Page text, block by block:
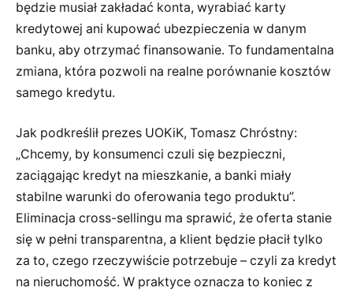
będzie musiał zakładać konta, wyrabiać karty
kredytowej ani kupować ubezpieczenia w danym
banku, aby otrzymać finansowanie. To fundamentalna
zmiana, która pozwoli na realne porównanie kosztów
samego kredytu.
Jak podkreślił prezes UOKiK, Tomasz Chróstny:
„Chcemy, by konsumenci czuli się bezpieczni,
zaciągając kredyt na mieszkanie, a banki miały
stabilne warunki do oferowania tego produktu”.
Eliminacja cross-sellingu ma sprawić, że oferta stanie
się w pełni transparentna, a klient będzie płacił tylko
za to, czego rzeczywiście potrzebuje – czyli za kredyt
na nieruchomość. W praktyce oznacza to koniec z